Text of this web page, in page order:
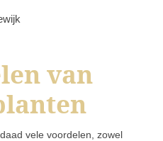
van
vele voordelen, zowel